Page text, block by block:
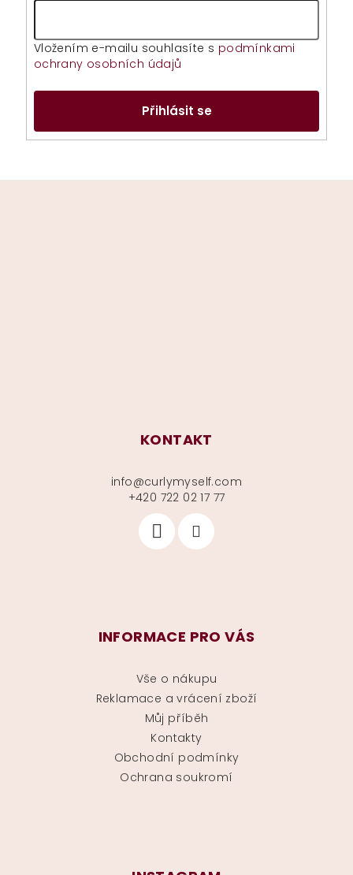
Vložením e-mailu souhlasíte s podmínkami
ochrany osobních údajů
Přihlásit se
KONTAKT
info@curlymyself.com
+420 722 02 17 77
INFORMACE PRO VÁS
Vše o nákupu
Reklamace a vrácení zboží
Můj příběh
Kontakty
Obchodní podmínky
Ochrana soukromí